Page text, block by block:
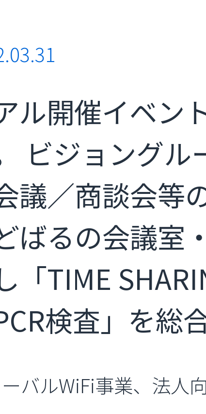
ル開催イベン
ビジョングル
議／商談会等
ばるの会議室
「TIME
検査」を総
バルWiFi事業、法人